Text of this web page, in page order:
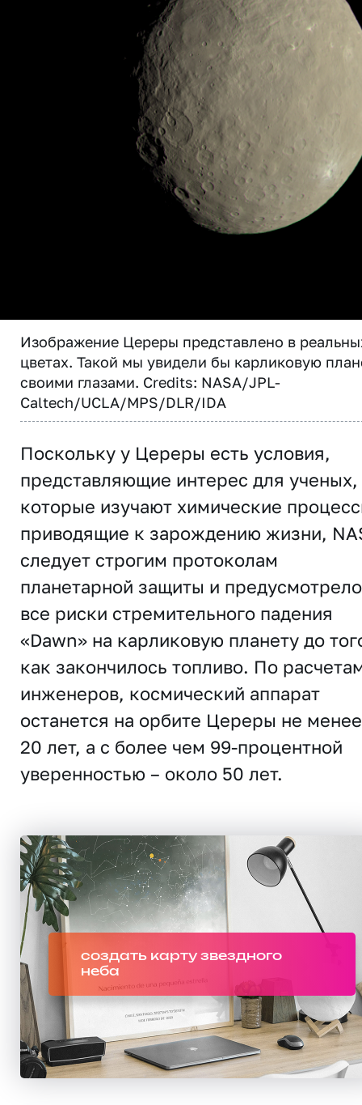
Изображение Цереры представлено в
цветах. Такой мы увидели бы карликовую
своими глазами. Credits: NASA/JPL-
Caltech/UCLA/MPS/DLR/IDA
Поскольку у Цереры есть условия,
представляющие интерес для ученых,
которые изучают химические
приводящие к зарождению жизни,
следует строгим протоколам
планетарной защиты и предусмотрело
все риски стремительного падения
«Dawn» на карликовую планету до
как закончилось топливо. По
инженеров, космический аппарат
останется на орбите Цереры не менее
20 лет, а с более чем 99-процентной
уверенностью – около 50 лет.
создать карту звездного
неба